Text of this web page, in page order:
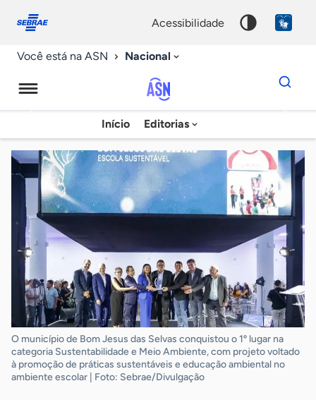
conosco
acessibilidade
Você está na ASN Nacional
Agência
Sebrae
de
Notícias
Início Editorias
Dados
para
chave
O município de Bom Jesus das Selvas conquistou o 1º lugar na
categoria Sustentabilidade e Meio Ambiente, com projeto voltado
à promoção de práticas sustentáveis e educação ambiental no
ambiente escolar | Foto: Sebrae/Divulgação